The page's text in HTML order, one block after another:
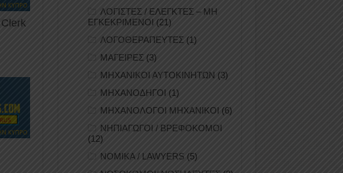
Clerk
ΛΟΓΙΣΤΕΣ / ΕΛΕΓΚΤΕΣ – ΜΗ
ΕΓΚΕΚΡΙΜΕΝΟΙ (21)
ΛΟΓΟΘΕΡΑΠΕΥΤΕΣ (1)
ΜΑΓΕΙΡΕΣ (3)
ΜΗΧΑΝΙΚΟΙ ΑΥΤΟΚΙΝΗΤΩΝ (3)
ΜΗΧΑΝΟΔΗΓΟΙ (1)
ΜΗΧΑΝΟΛΟΓΟΙ ΜΗΧΑΝΙΚΟΙ (6)
ΝΗΠΙΑΓΩΓΟΙ / ΒΡΕΦΟΚΟΜΟΙ
(12)
ΝΟΜΙΚΑ / LAWYERS (5)